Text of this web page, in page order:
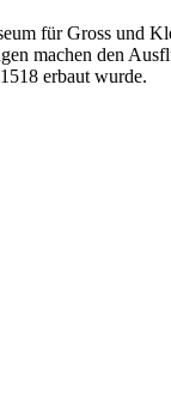
für Gross und
machen den
erbaut wurde.